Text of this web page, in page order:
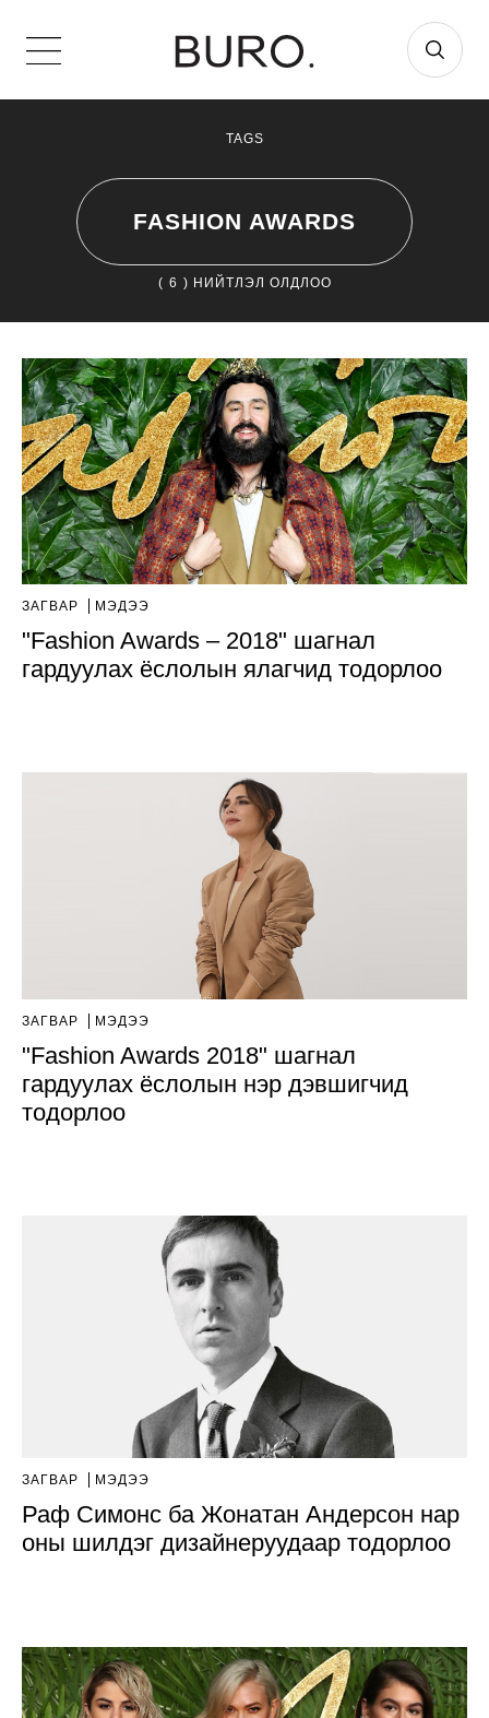
TAGS
FASHION AWARDS
( 6 ) НИЙТЛЭЛ ОЛДЛОО
ЗАГВАР МЭДЭЭ
"Fashion Awards – 2018" шагнал
гардуулах ёслолын ялагчид тодорлоо
ЗАГВАР МЭДЭЭ
"Fashion Awards 2018" шагнал
гардуулах ёслолын нэр дэвшигчид
тодорлоо
ЗАГВАР МЭДЭЭ
Раф Симонс ба Жонатан Андерсон нар
оны шилдэг дизайнеруудаар тодорлоо